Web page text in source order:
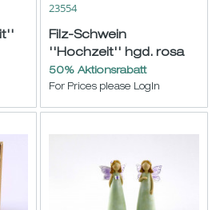
23554
Filz-Schwein
''Hochzeit'' hgd. rosa
sort. H13/15cm
50% Aktionsrabatt
For Prices please LogIn